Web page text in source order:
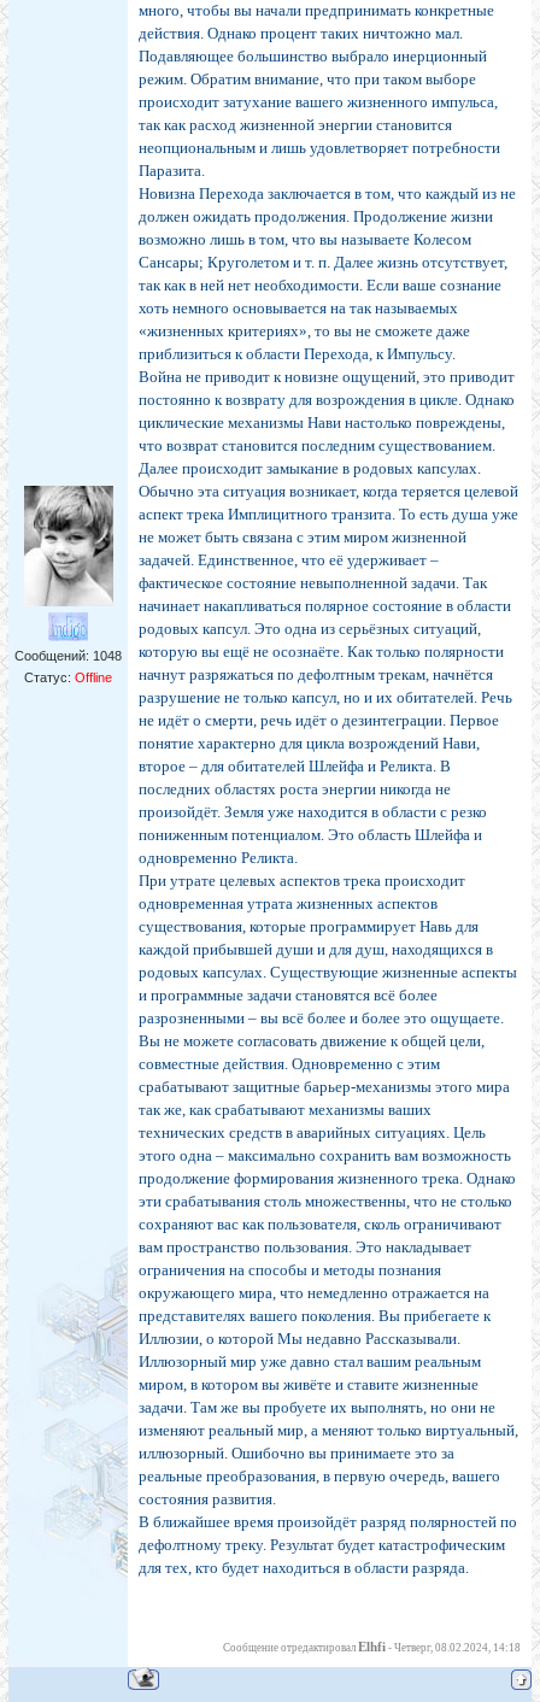
Сообщений: 1048
Статус: Offline
много, чтобы вы начали предпринимать конкретные
действия. Однако процент таких ничтожно мал.
Подавляющее большинство выбрало инерционный
режим. Обратим внимание, что при таком выборе
происходит затухание вашего жизненного импульса,
так как расход жизненной энергии становится
неопциональным и лишь удовлетворяет потребности
Паразита.
Новизна Перехода заключается в том, что каждый из не
должен ожидать продолжения. Продолжение жизни
возможно лишь в том, что вы называете Колесом
Сансары; Круголетом и т. п. Далее жизнь отсутствует,
так как в ней нет необходимости. Если ваше сознание
хоть немного основывается на так называемых
«жизненных критериях», то вы не сможете даже
приблизиться к области Перехода, к Импульсу.
Война не приводит к новизне ощущений, это приводит
постоянно к возврату для возрождения в цикле. Однако
циклические механизмы Нави настолько повреждены,
что возврат становится последним существованием.
Далее происходит замыкание в родовых капсулах.
Обычно эта ситуация возникает, когда теряется целевой
аспект трека Имплицитного транзита. То есть душа уже
не может быть связана с этим миром жизненной
задачей. Единственное, что её удерживает –
фактическое состояние невыполненной задачи. Так
начинает накапливаться полярное состояние в области
родовых капсул. Это одна из серьёзных ситуаций,
которую вы ещё не осознаёте. Как только полярности
начнут разряжаться по дефолтным трекам, начнётся
разрушение не только капсул, но и их обитателей. Речь
не идёт о смерти, речь идёт о дезинтеграции. Первое
понятие характерно для цикла возрождений Нави,
второе – для обитателей Шлейфа и Реликта. В
последних областях роста энергии никогда не
произойдёт. Земля уже находится в области с резко
пониженным потенциалом. Это область Шлейфа и
одновременно Реликта.
При утрате целевых аспектов трека происходит
одновременная утрата жизненных аспектов
существования, которые программирует Навь для
каждой прибывшей души и для душ, находящихся в
родовых капсулах. Существующие жизненные аспекты
и программные задачи становятся всё более
разрозненными – вы всё более и более это ощущаете.
Вы не можете согласовать движение к общей цели,
совместные действия. Одновременно с этим
срабатывают защитные барьер-механизмы этого мира
так же, как срабатывают механизмы ваших
технических средств в аварийных ситуациях. Цель
этого одна – максимально сохранить вам возможность
продолжение формирования жизненного трека. Однако
эти срабатывания столь множественны, что не столько
сохраняют вас как пользователя, сколь ограничивают
вам пространство пользования. Это накладывает
ограничения на способы и методы познания
окружающего мира, что немедленно отражается на
представителях вашего поколения. Вы прибегаете к
Иллюзии, о которой Мы недавно Рассказывали.
Иллюзорный мир уже давно стал вашим реальным
миром, в котором вы живёте и ставите жизненные
задачи. Там же вы пробуете их выполнять, но они не
изменяют реальный мир, а меняют только виртуальный,
иллюзорный. Ошибочно вы принимаете это за
реальные преобразования, в первую очередь, вашего
состояния развития.
В ближайшее время произойдёт разряд полярностей по
дефолтному треку. Результат будет катастрофическим
для тех, кто будет находиться в области разряда.
Сообщение отредактировал Elhfi - Четверг, 08.02.2024, 14:18